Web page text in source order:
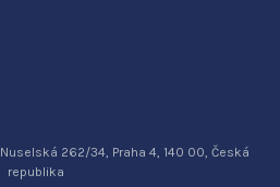
262/34, Praha 4, 140 00, Česká
republika